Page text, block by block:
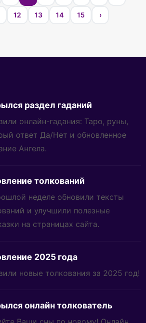
12 13 14 15 ›
раздел гаданий
онлайн-гадания: Таро, руны,
ответ Да/Нет и обновленное
Ангела.
толкований
неделе обновили тексты
и улучшили полезные
на страницах сайта.
2025 года
новые толкования за 2025 год!
онлайн толкователь